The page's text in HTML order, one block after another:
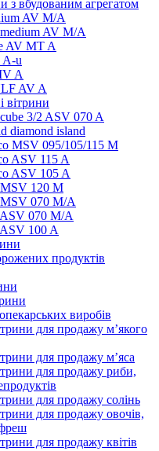
з вбудованим агрегатом
AV M/A
AV M/A
AV MT A
A-u
A
AV A
вітрини
3/2 ASV 070 A
diamond island
MSV 095/105/115 M
ASV 115 A
ASV 105 A
120 M
070 M/A
070 M/A
100 A
продуктів
виробів
для продажу м’якого
для продажу м’яса
для продажу риби,
для продажу солінь
для продажу овочів,
для продажу квітів